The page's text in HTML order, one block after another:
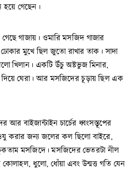
হয়ে গেছেন।
গেছে গাজায়। ওমারি মসজিদ গাজার
মুখে ছিল জুতো রাখার তাক। সাদা
খিলান। একটি উঁচু অষ্টভুজ মিনার,
দিয়ে ঘেরা। আর মসজিদের চূড়ায় ছিল এক
আর বাইজান্টাইন চার্চের ধ্বংসস্তূপের
করার জন্য জলের কল ছিলো বাইরে,
মসজিদে। মসজিদের ভেতরটা নীল
কোলাহল, ধুলো, ধোঁয়া এবং উন্মত্ত গতি যেন